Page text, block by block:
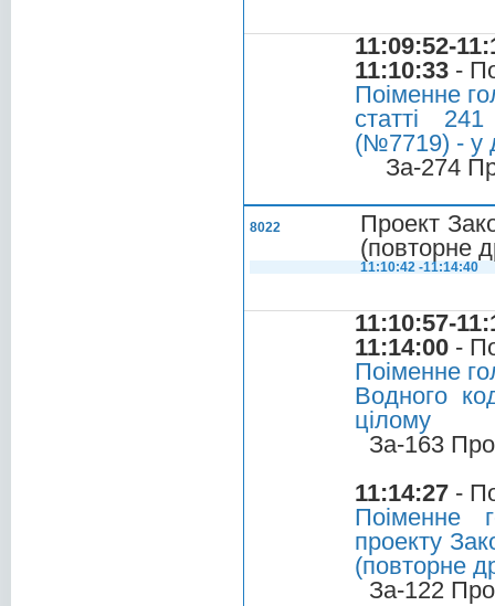
11:09:52-
11:10:33 -
Поіменне
статті
(№7719) - у
За-274
8022
Проект
(повторне
11:10:42 -11:14:40
11:10:57-
11:14:00 -
Поіменне
Водного
цілому
За-163
11:14:27 -
Поіменне
проекту
(повторне
За-122